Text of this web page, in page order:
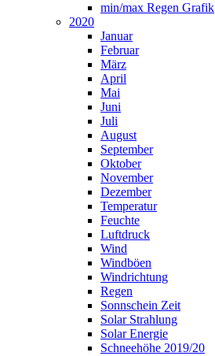
min/max Regen Grafik
2020
Januar
Februar
März
April
Mai
Juni
Juli
August
September
Oktober
November
Dezember
Temperatur
Feuchte
Luftdruck
Wind
Windböen
Windrichtung
Regen
Sonnschein Zeit
Solar Strahlung
Solar Energie
Schneehöhe 2019/20